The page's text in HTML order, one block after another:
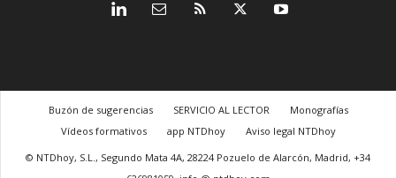
Buzón de sugerencias SERVICIO AL LECTOR
Monografías
Vídeos formativos
app NTDhoy
Aviso legal NTDhoy
© NTDhoy, S.L., Segundo Mata 4A, 28224 Pozuelo de Alarcón, Madrid, +34